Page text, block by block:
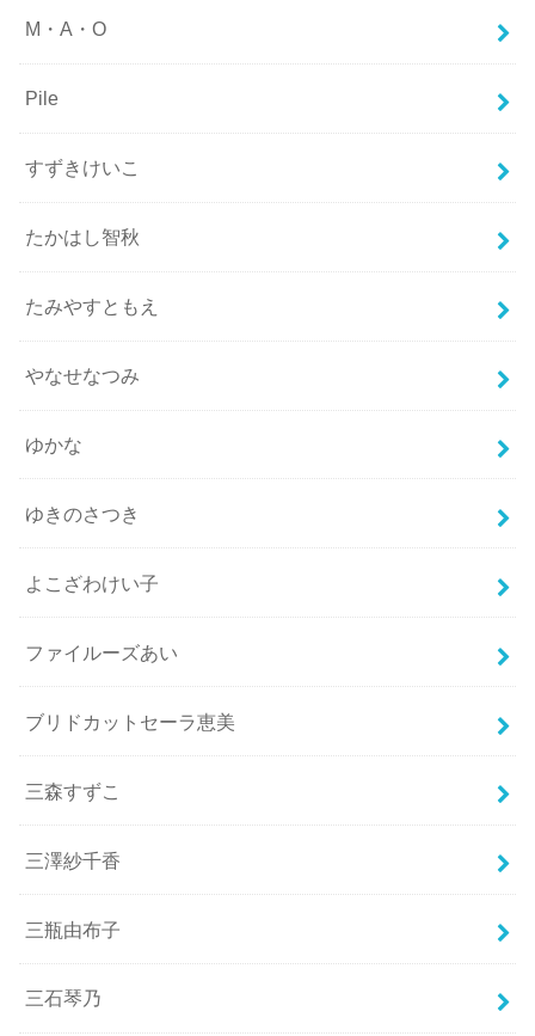
M・A・O
Pile
すずきけいこ
たかはし智秋
たみやすともえ
やなせなつみ
ゆかな
ゆきのさつき
よこざわけい子
ファイルーズあい
ブリドカットセーラ恵美
三森すずこ
三澤紗千香
三瓶由布子
三石琴乃